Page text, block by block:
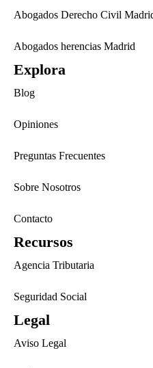
Abogados Derecho Civil
Abogados herencias Madrid
Explora
Blog
Opiniones
Preguntas Frecuentes
Sobre Nosotros
Contacto
Recursos
Agencia Tributaria
Seguridad Social
Legal
Aviso Legal